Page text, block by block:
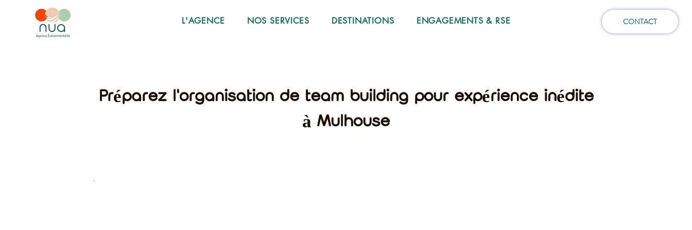
L'AGENCE NOS SERVICES DESTINATIONS ENGAGEMENTS & RSE CONTACT
Préparez l'organisation de team building pour expérience inédite
à Mulhouse